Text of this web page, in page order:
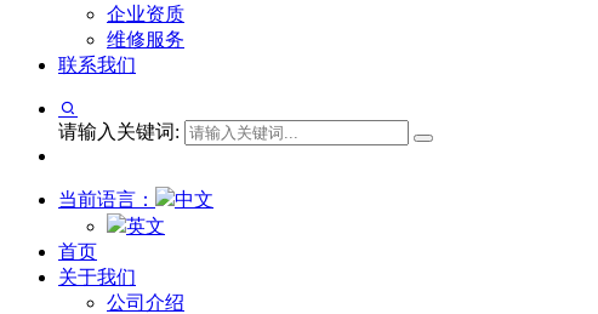
企业资质
维修服务
联系我们
请输入关键词:
当前语言：
中文
英文
首页
关于我们
公司介绍